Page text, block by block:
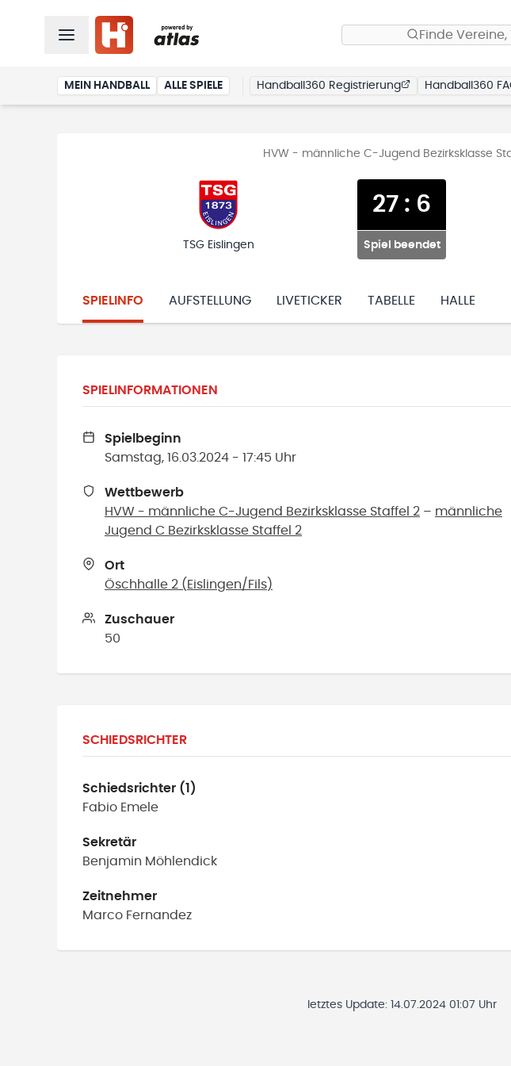
Finde Vereine,
MEIN HANDBALL ALLE SPIELE Handball360 Registrierung Handball360
HVW - männliche C-Jugend Bezirksklasse
TSG Eislingen
27 : 6
Spiel beendet
SPIELINFO AUFSTELLUNG LIVETICKER TABELLE HALLE
SPIELINFORMATIONEN
Spielbeginn
Samstag, 16.03.2024 - 17:45 Uhr
Wettbewerb
HVW - männliche C-Jugend Bezirksklasse Staffel 2 – männliche
Jugend C Bezirksklasse Staffel 2
Ort
Öschhalle 2 ( Eislingen/Fils)
Zuschauer
50
SCHIEDSRICHTER
Schiedsrichter (1)
Fabio Emele
Sekretär
Benjamin Möhlendick
Zeitnehmer
Marco Fernandez
letztes Update: 14.07.2024 01:07 Uhr